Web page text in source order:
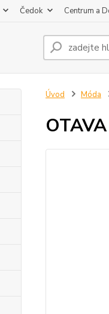
Čedok Centrum a
Úvod Móda